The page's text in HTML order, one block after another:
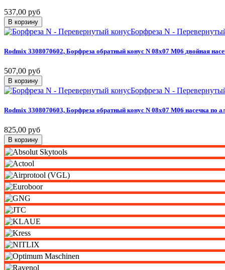
537,00 руб
В корзину
Борфреза N -
Rodmix 3308070602, Борфреза обратный конус N 08х07 M06 двойная
507,00 руб
В корзину
Борфреза N -
Rodmix 3308070603, Борфреза обратный конус N 08х07 M06 насечка по
825,00 руб
В корзину